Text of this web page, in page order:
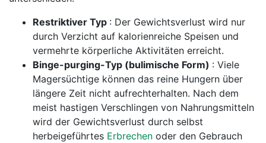
Restriktiver Typ : Der Gewichtsverlust wird nur
durch Verzicht auf kalorienreiche Speisen und
vermehrte körperliche Aktivitäten erreicht.
Binge-purging-Typ (bulimische Form) : Viele
Magersüchtige können das reine Hungern über
längere Zeit nicht aufrechterhalten. Nach dem
meist hastigen Verschlingen von Nahrungsmitteln
wird der Gewichtsverlust durch selbst
herbeigeführtes Erbrechen oder den Gebrauch